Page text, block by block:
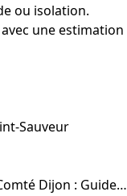
ou isolation.
une estimation
Sauveur
Dijon : Guide…